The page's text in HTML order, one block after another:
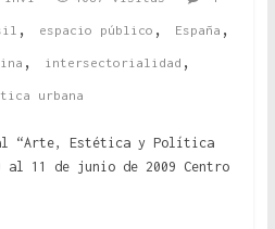
, espacio público , España ,
, intersectorialidad ,
urbana
“Arte, Estética y Política
9 al 11 de junio de 2009 Centro